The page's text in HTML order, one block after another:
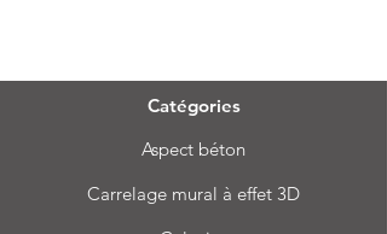
Catégories
Aspect béton
Carrelage mural à effet 3D